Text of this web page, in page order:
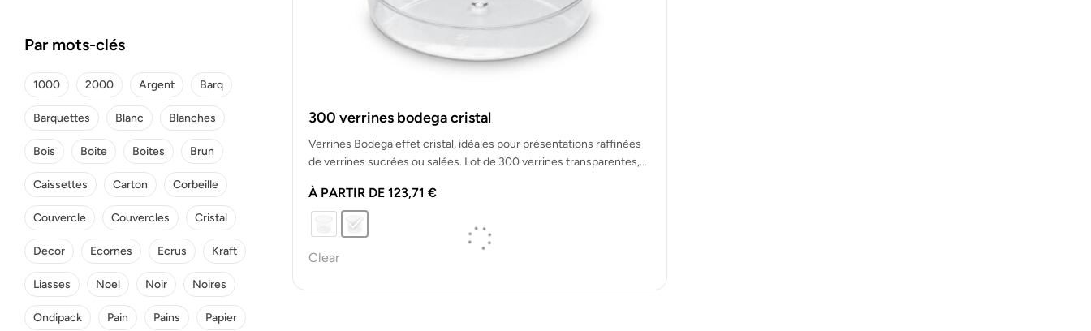
300 verrines bodega cristal
Verrines Bodega effet cristal, idéales pour présentations raffinées
de verrines sucrées ou salées. Lot de 300 verrines transparentes,
À PARTIR DE 123,71 €
Clear
Par mots-clés
1000 2000 Argent Barq
Barquettes Blanc Blanches
Bois Boite Boites Brun
Caissettes Carton Corbeille
Couvercle Couvercles Cristal
Decor Ecornes Ecrus Kraft
Liasses Noel Noir Noires
Ondipack Pain Pains Papier